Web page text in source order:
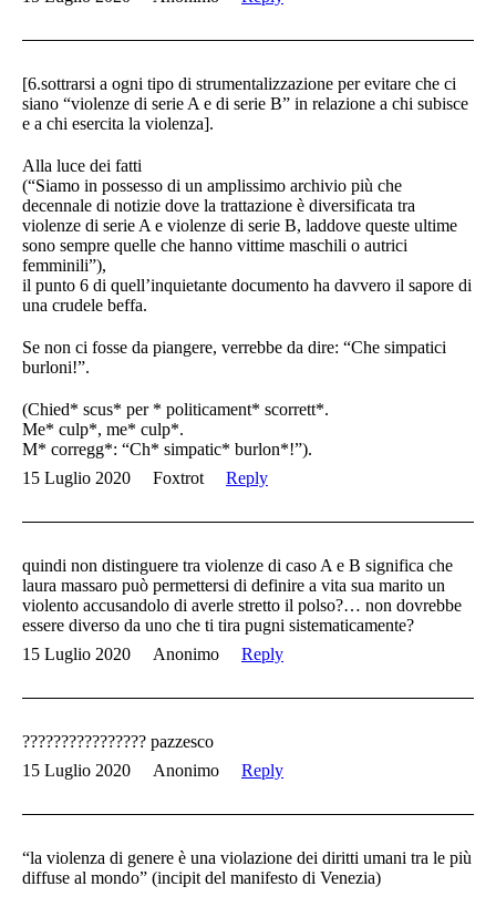
[6.sottrarsi a ogni tipo di strumentalizzazione per evitare che ci
siano “violenze di serie A e di serie B” in relazione a chi subisce
e a chi esercita la violenza].
Alla luce dei fatti
(“Siamo in possesso di un amplissimo archivio più che
decennale di notizie dove la trattazione è diversificata tra
violenze di serie A e violenze di serie B, laddove queste ultime
sono sempre quelle che hanno vittime maschili o autrici
femminili”),
il punto 6 di quell’inquietante documento ha davvero il sapore di
una crudele beffa.
Se non ci fosse da piangere, verrebbe da dire: “Che simpatici
burloni!”.
(Chied* scus* per * politicament* scorrett*.
Me* culp*, me* culp*.
M* corregg*: “Ch* simpatic* burlon*!”).
15 Luglio 2020
Foxtrot Reply
quindi non distinguere tra violenze di caso A e B significa che
laura massaro può permettersi di definire a vita sua marito un
violento accusandolo di averle stretto il polso?… non dovrebbe
essere diverso da uno che ti tira pugni sistematicamente?
15 Luglio 2020
Anonimo Reply
???????????????? pazzesco
15 Luglio 2020
Anonimo Reply
“la violenza di genere è una violazione dei diritti umani tra le più
diffuse al mondo” (incipit del manifesto di Venezia)